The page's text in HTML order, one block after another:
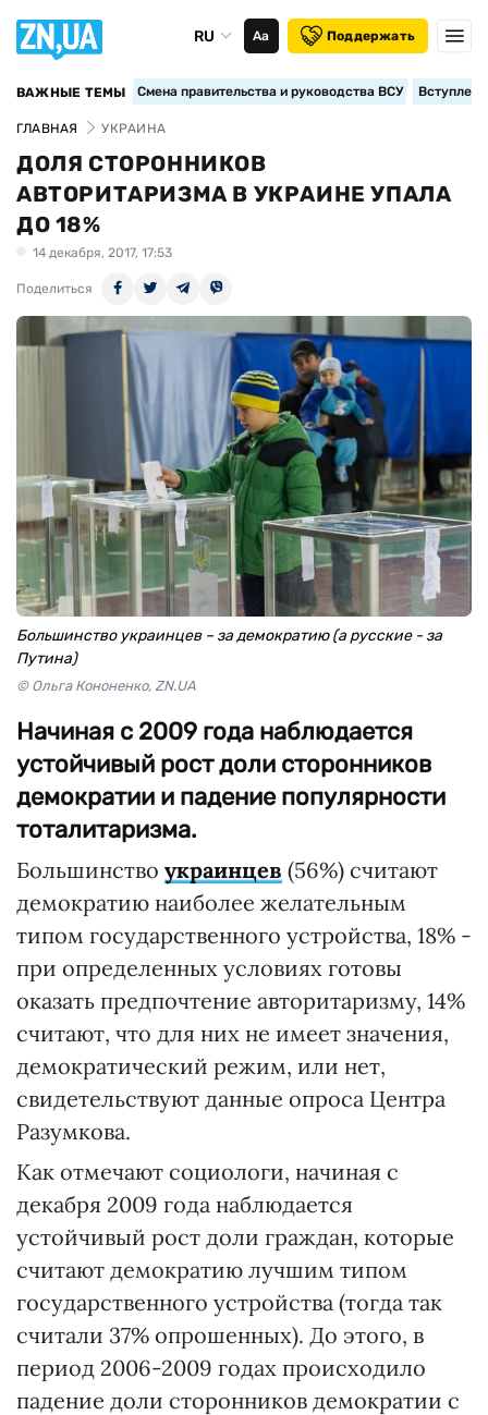
RU Аа Поддержать
ВАЖНЫЕ ТЕМЫ Смена правительства и руководства ВСУ
ГЛАВНАЯ УКРАИНА
ДОЛЯ СТОРОННИКОВ
АВТОРИТАРИЗМА В УКРАИНЕ УПАЛА
ДО 18%
14 декабря, 2017, 17:53
Поделиться
Большинство украинцев – за демократию (а русские - за
Путина)
© Ольга Кононенко, ZN.UA
Начиная с 2009 года наблюдается
устойчивый рост доли сторонников
демократии и падение популярности
тоталитаризма.
Большинство украинцев (56%) считают
демократию наиболее желательным
типом государственного устройства, 18% -
при определенных условиях готовы
оказать предпочтение авторитаризму, 14%
считают, что для них не имеет значения,
демократический режим, или нет,
свидетельствуют данные опроса Центра
Разумкова.
Как отмечают социологи, начиная с
декабря 2009 года наблюдается
устойчивый рост доли граждан, которые
считают демократию лучшим типом
государственного устройства (тогда так
считали 37% опрошенных). До этого, в
период 2006-2009 годах происходило
падение доли сторонников демократии с